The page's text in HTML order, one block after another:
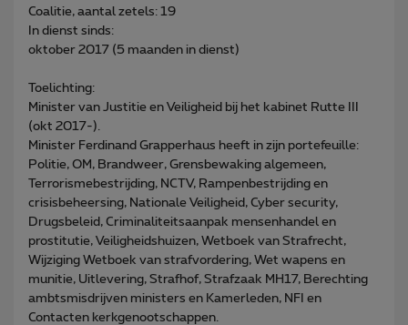
Coalitie, aantal zetels: 19
In dienst sinds:
oktober 2017 (5 maanden in dienst)
Toelichting:
Minister van Justitie en Veiligheid bij het kabinet Rutte III
(okt 2017-).
Minister Ferdinand Grapperhaus heeft in zijn portefeuille:
Politie, OM, Brandweer, Grensbewaking algemeen,
Terrorismebestrijding, NCTV, Rampenbestrijding en
crisisbeheersing, Nationale Veiligheid, Cyber security,
Drugsbeleid, Criminaliteitsaanpak mensenhandel en
prostitutie, Veiligheidshuizen, Wetboek van Strafrecht,
Wijziging Wetboek van strafvordering, Wet wapens en
munitie, Uitlevering, Strafhof, Strafzaak MH17, Berechting
ambtsmisdrijven ministers en Kamerleden, NFI en
Contacten kerkgenootschappen.